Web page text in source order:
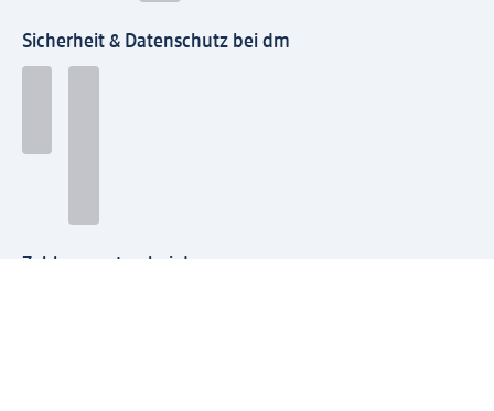
Sicherheit & Datenschutz bei dm
Zahlungsarten bei dm